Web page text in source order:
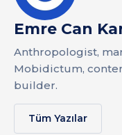
Emre Can
Anthropologist,
Mobidictum,
builder.
Tüm Yazılar